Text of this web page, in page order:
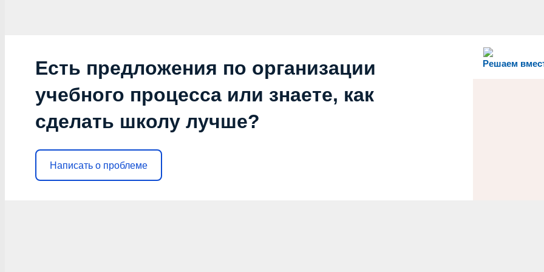
Решаем
Есть предложения по организации
учебного процесса или знаете, как
сделать школу лучше?
Написать о проблеме